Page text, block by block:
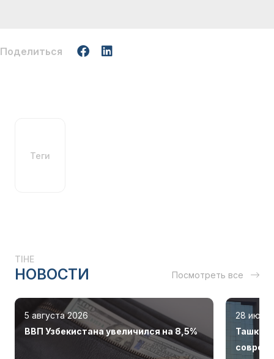
Поделиться
Теги
TIHE
НОВОСТИ Посмотреть все
5 августа 2026
ВВП Узбекистана увеличился на 8,5%
28 июля